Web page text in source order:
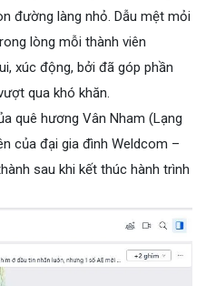
đường làng nhỏ. Dẫu mệt mỏi
lòng mỗi thành viên
xúc động, bởi đã góp phần
qua khó khăn.
quê hương Vân Nham (Lạng
của đại gia đình Weldcom –
sau khi kết thúc hành trình